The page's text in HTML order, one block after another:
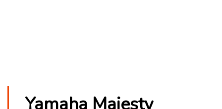
Yamaha Majesty